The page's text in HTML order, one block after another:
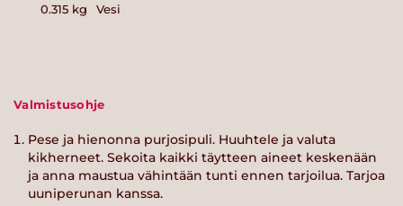
0.315 kg Vesi
Valmistusohje
Pese ja hienonna purjosipuli. Huuhtele ja valuta
kikherneet. Sekoita kaikki täytteen aineet keskenään
ja anna maustua vähintään tunti ennen tarjoilua. Tarjoa
uuniperunan kanssa.